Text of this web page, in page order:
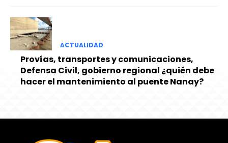
ACTUALIDAD
Provías, transportes y comunicaciones,
Defensa Civil, gobierno regional ¿quién debe
hacer el mantenimiento al puente Nanay?